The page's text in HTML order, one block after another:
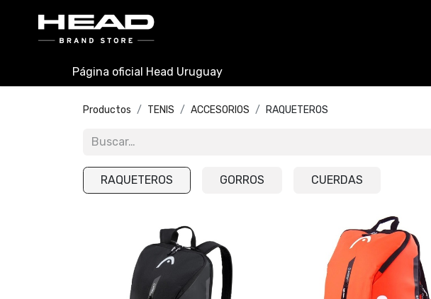
Página oficial Head Uruguay
Productos TENIS ACCESORIOS RAQUETEROS
RAQUETEROS GORROS CUERDAS